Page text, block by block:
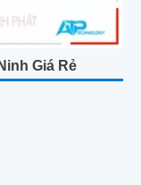
Giá Rẻ